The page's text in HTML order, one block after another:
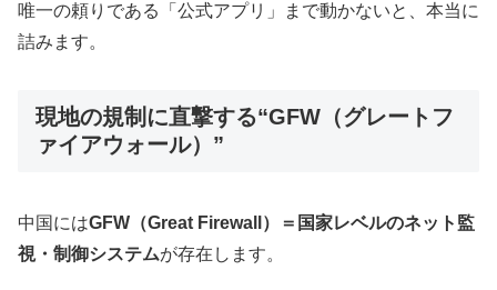
唯一の頼りである「公式アプリ」まで動かないと、本当に
詰みます。
現地の規制に直撃する“GFW（グレートフ
ァイアウォール）”
中国にはGFW（Great Firewall）＝国家レベルのネット監
視・制御システムが存在します。